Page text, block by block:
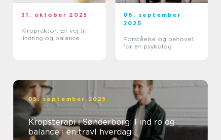
31. oktober 2025
Kiropraktor: En vej til
lindring og balance
06. september
2025
Forståelse og behovet
for en psykolog
05. september 2025
Kropsterapi i Sønderborg: Find ro og
balance i en travl hverdag